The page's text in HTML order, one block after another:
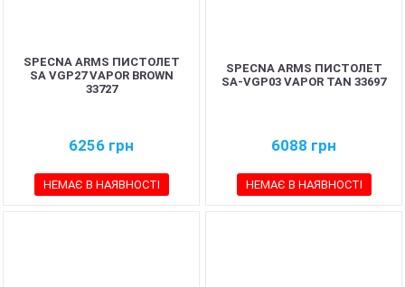
SPECNA ARMS ПИСТОЛЕТ
SA VGP27 VAPOR BROWN
33727
6256 грн
НЕМАЄ В НАЯВНОСТІ
SPECNA ARMS ПИСТОЛЕТ
SA-VGP03 VAPOR TAN 33697
6088 грн
НЕМАЄ В НАЯВНОСТІ